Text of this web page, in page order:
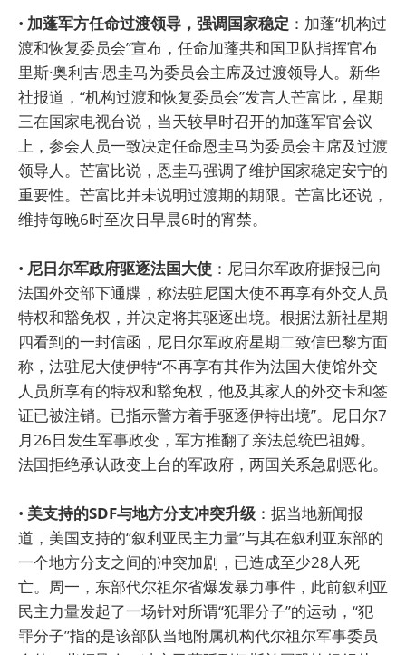
• 加蓬军方任命过渡领导，强调国家稳定 ：加蓬“机构过
渡和恢复委员会”宣布，任命加蓬共和国卫队指挥官布
里斯·奥利吉·恩圭马为委员会主席及过渡领导人。新华
社报道，“机构过渡和恢复委员会”发言人芒富比，星期
三在国家电视台说，当天较早时召开的加蓬军官会议
上，参会人员一致决定任命恩圭马为委员会主席及过渡
领导人。芒富比说，恩圭马强调了维护国家稳定安宁的
重要性。芒富比并未说明过渡期的期限。芒富比还说，
维持每晚6时至次日早晨6时的宵禁。
• 尼日尔军政府驱逐法国大使 ：尼日尔军政府据报已向
法国外交部下通牒，称法驻尼国大使不再享有外交人员
特权和豁免权，并决定将其驱逐出境。根据法新社星期
四看到的一封信函，尼日尔军政府星期二致信巴黎方面
称，法驻尼大使伊特“不再享有其作为法国大使馆外交
人员所享有的特权和豁免权，他及其家人的外交卡和签
证已被注销。已指示警方着手驱逐伊特出境”。尼日尔7
月26日发生军事政变，军方推翻了亲法总统巴祖姆。
法国拒绝承认政变上台的军政府，两国关系急剧恶化。
• 美支持的SDF与地方分支冲突升级 ：据当地新闻报
道，美国支持的“叙利亚民主力量”与其在叙利亚东部的
一个地方分支之间的冲突加剧，已造成至少28人死
亡。周一，东部代尔祖尔省爆发暴力事件，此前叙利亚
民主力量发起了一场针对所谓“犯罪分子”的运动，“犯
罪分子”指的是该部队当地附属机构代尔祖尔军事委员